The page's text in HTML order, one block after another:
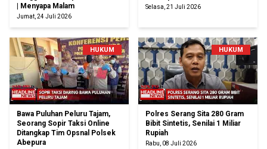
| Menyapa Malam
Jumat, 24 Juli 2026
Selasa, 21 Juli 2026
HUKUM
Bawa Puluhan Peluru Tajam,
Seorang Sopir Taksi Online
Ditangkap Tim Opsnal Polsek
Abepura
HUKUM
Polres Serang Sita 280 Gram
Bibit Sintetis, Senilai 1 Miliar
Rupiah
Rabu, 08 Juli 2026